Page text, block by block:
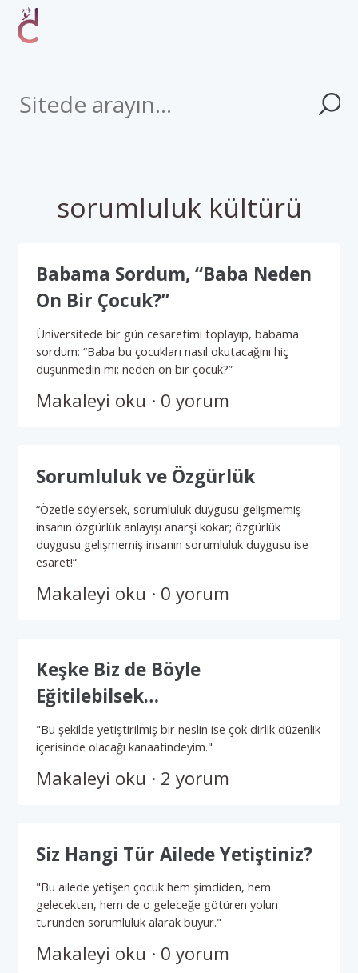
sorumluluk kültürü
Babama Sordum, “Baba Neden
On Bir Çocuk?”
Üniversitede bir gün cesaretimi toplayıp, babama
sordum: “Baba bu çocukları nasıl okutacağını hiç
düşünmedin mi; neden on bir çocuk?”
Makaleyi oku · 0 yorum
Sorumluluk ve Özgürlük
“Özetle söylersek, sorumluluk duygusu gelişmemiş
insanın özgürlük anlayışı anarşi kokar; özgürlük
duygusu gelişmemiş insanın sorumluluk duygusu ise
esaret!“
Makaleyi oku · 0 yorum
Keşke Biz de Böyle
Eğitilebilsek…
"Bu şekilde yetiştirilmiş bir neslin ise çok dirlik düzenlik
içerisinde olacağı kanaatindeyim."
Makaleyi oku · 2 yorum
Siz Hangi Tür Ailede Yetiştiniz?
"Bu ailede yetişen çocuk hem şimdiden, hem
gelecekten, hem de o geleceğe götüren yolun
türünden sorumluluk alarak büyür."
Makaleyi oku · 0 yorum